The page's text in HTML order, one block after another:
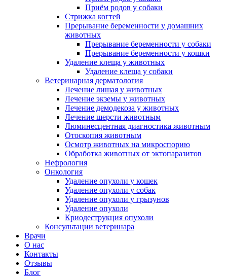
Приём родов у собаки
Стрижка когтей
Прерывание беременности у домашних
животных
Прерывание беременности у собаки
Прерывание беременности у кошки
Удаление клеща у животных
Удаление клеща у собаки
Ветеринарная дерматология
Лечение лишая у животных
Лечение экземы у животных
Лечение демодекоза у животных
Лечение шерсти животным
Люминесцентная диагностика животным
Отоскопия животным
Осмотр животных на микроспорию
Обработка животных от эктопаразитов
Нефрология
Онкология
Удаление опухоли у кошек
Удаление опухоли у собак
Удаление опухоли у грызунов
Удаление опухоли
Криодеструкция опухоли
Консультации ветеринара
Врачи
О нас
Контакты
Отзывы
Блог